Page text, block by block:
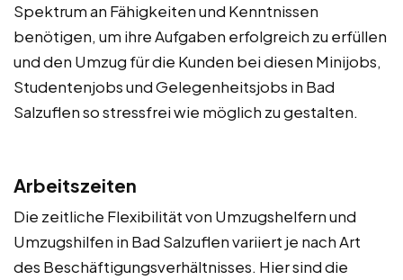
Spektrum an Fähigkeiten und Kenntnissen
benötigen, um ihre Aufgaben erfolgreich zu erfüllen
und den Umzug für die Kunden bei diesen Minijobs,
Studentenjobs und Gelegenheitsjobs in Bad
Salzuflen so stressfrei wie möglich zu gestalten.
Arbeitszeiten
Die zeitliche Flexibilität von Umzugshelfern und
Umzugshilfen in Bad Salzuflen variiert je nach Art
des Beschäftigungsverhältnisses. Hier sind die